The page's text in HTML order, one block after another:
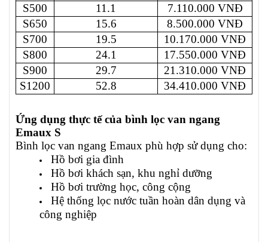
S500
11.1
7.110.000 VNĐ
S650
15.6
8.500.000 VNĐ
S700
19.5
10.170.000 VNĐ
S800
24.1
17.550.000 VNĐ
S900
29.7
21.310.000 VNĐ
S1200
52.8 34.410.000 VNĐ
Ứng dụng thực tế của bình lọc van ngang
Emaux S
Bình lọc van ngang Emaux phù hợp sử dụng cho:
Hồ bơi gia đình
Hồ bơi khách sạn, khu nghỉ dưỡng
Hồ bơi trường học, công cộng
Hệ thống lọc nước tuần hoàn dân dụng và
công nghiệp